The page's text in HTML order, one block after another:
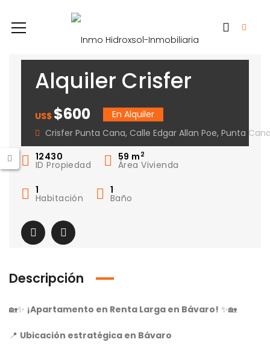
Alquiler Crisfer
Punta Cana –
Amoblado
US$ $600
En Alquiler
Crisfer Punta Cana, Calle Edgar Allan Poe, Punta
12430
ID Propiedad
59 m 2
Área Vivienda
1
Habitación
1
Baño
Descripción
🏡✨ ¡Apartamento en Renta Larga en Bávaro! ✨🏡
📍 Ubicación estratégica en Bávaro